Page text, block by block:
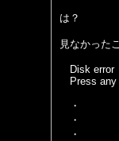
は？
見なかった
Disk error
Press any
・
・
・